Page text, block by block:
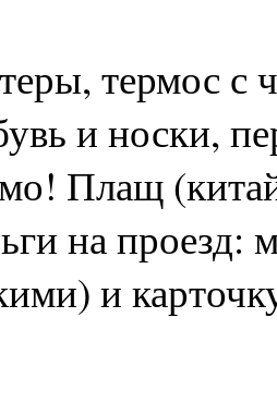
термос с
и носки,
Плащ
на проезд:
и